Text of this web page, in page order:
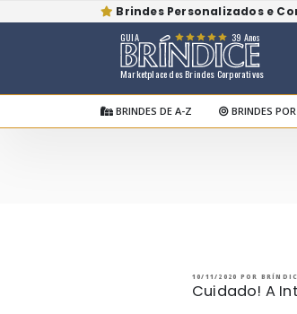
Brindes Personalizados e
Marketplace dos Brindes Corporativos
GUIA 39 Anos
BRINDES DE A-Z BRINDES
PUBLICADO
10/11/2020 POR
Cuidado! A